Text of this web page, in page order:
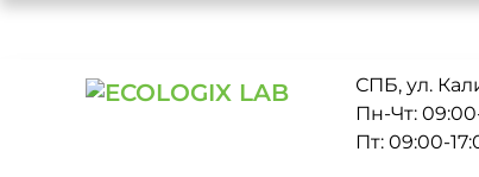
СПБ, ул.
Пн-Чт:
Пт: 09:00-